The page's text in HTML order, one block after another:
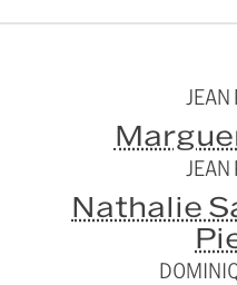
JEAN
JEAN
Nathalie